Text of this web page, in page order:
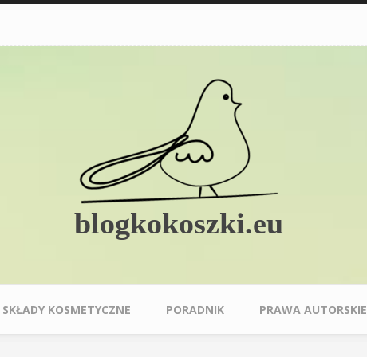
blogkokoszki.eu
SKŁADY KOSMETYCZNE PORADNIK PRAWA AUTORSKIE